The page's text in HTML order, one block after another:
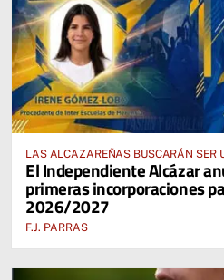
LAS ALCAZAREÑAS BUSCARÁN SER
AUTONÓMICA PREFERENTE FEMENINA
El Independiente Alcázar
primeras incorporaciones
2026/2027
F.J. PARRAS